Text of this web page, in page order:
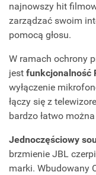
najnowszy hit
zarządzać swoim
pomocą głosu.
W ramach ochrony
jest funkcjonalność
wyłączenie
łączy się z
bardzo łatwo
Jednoczęściowy
brzmienie JBL
marki. Wbudowany